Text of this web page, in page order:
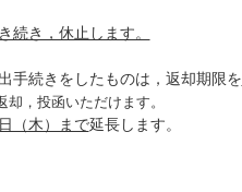
続き，休止します。
手続きをしたものは，返却期限を
却，投函いただけます。
（木）まで延長します。